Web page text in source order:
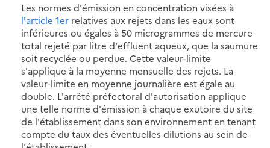
Les normes d'émission en concentration visées à
l'article 1er relatives aux rejets dans les eaux sont
inférieures ou égales à 50 microgrammes de mercure
total rejeté par litre d'effluent aqueux, que la saumure
soit recyclée ou perdue. Cette valeur-limite
s'applique à la moyenne mensuelle des rejets. La
valeur-limite en moyenne journalière est égale au
double. L'arrêté préfectoral d'autorisation applique
une telle norme d'émission à chaque exutoire du site
de l'établissement dans son environnement en tenant
compte du taux des éventuelles dilutions au sein de